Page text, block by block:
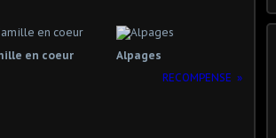
en coeur
Alpages
RECOMPENSE